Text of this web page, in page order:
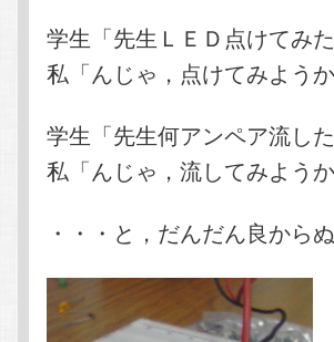
学生「先生ＬＥＤ点けてみた
私「んじゃ，点けてみようか
学生「先生何アンペア流し
私「んじゃ，流してみようか
・・・と，だんだん良からぬ